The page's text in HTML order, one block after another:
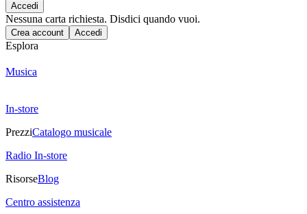
Accedi
Nessuna carta richiesta. Disdici quando vuoi.
Crea account Accedi
Esplora
Musica
In-store
PrezziCatalogo musicale
Radio In-store
RisorseBlog
Centro assistenza